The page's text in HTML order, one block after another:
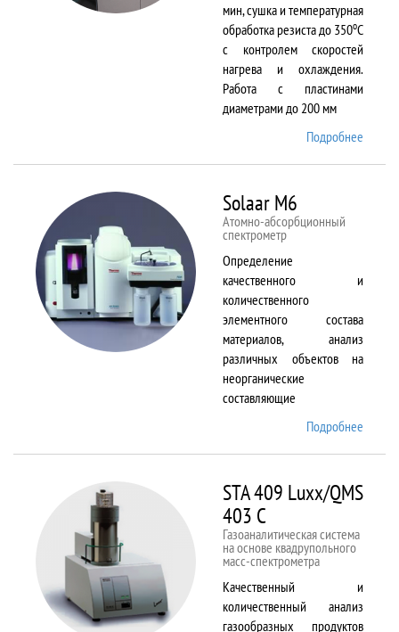
мин, сушка и температурная
обработка резиста до 350оС
с контролем скоростей
нагрева и охлаждения.
Работа с пластинами
диаметрами до 200 мм
Подробнее
Solaar M6
Атомно-абсорбционный
спектрометр
Определение
качественного и
количественного
элементного состава
материалов, анализ
различных объектов на
неорганические
составляющие
Подробнее
STA 409 Luxx/QMS
403 C
Газоаналитическая система
на основе квадрупольного
масс-спектрометра
Качественный и
количественный анализ
газообразных продуктов